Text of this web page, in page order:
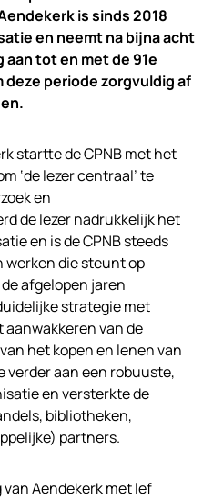
is sinds 2018
en neemt na bijna acht
tot en met de 91e
deze periode zorgvuldig af
startte de CPNB met het
‘de lezer centraal’ te
en
de lezer nadrukkelijk het
en is de CPNB steeds
werken die steunt op
afgelopen jaren
strategie met
van de
het kopen en lenen van
verder aan een robuuste,
en versterkte de
bibliotheken,
partners.
van Aendekerk met lef